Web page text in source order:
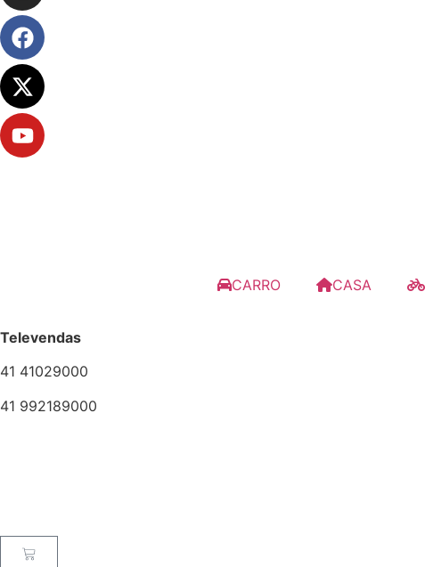
CARRO CASA
Televendas
41 41029000
41 992189000